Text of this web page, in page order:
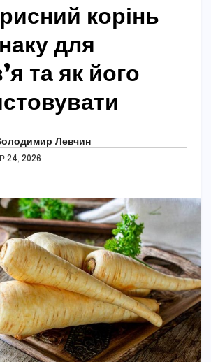
корінь
для
та як його
Левчин
24, 2026